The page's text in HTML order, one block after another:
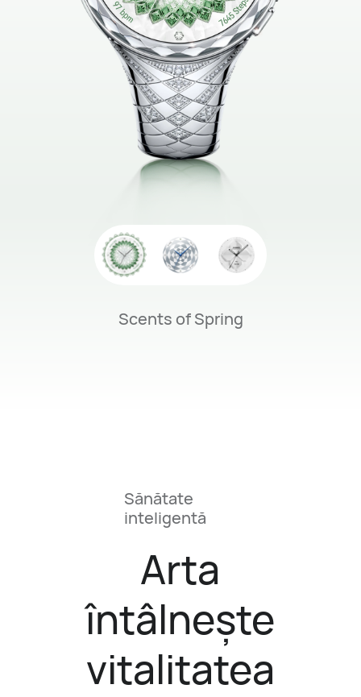
Scents of Spring
Sănătate
inteligentă
Arta
întâlnește
vitalitatea